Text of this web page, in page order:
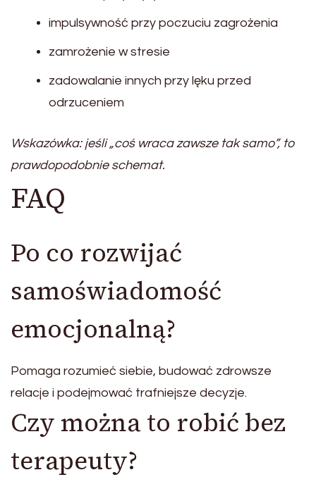
impulsywność przy poczuciu zagrożenia
zamrożenie w stresie
zadowalanie innych przy lęku przed
odrzuceniem
Wskazówka: jeśli „coś wraca zawsze tak samo”, to
prawdopodobnie schemat.
FAQ
Po co rozwijać
samoświadomość
emocjonalną?
Pomaga rozumieć siebie, budować zdrowsze
relacje i podejmować trafniejsze decyzje.
Czy można to robić bez
terapeuty?